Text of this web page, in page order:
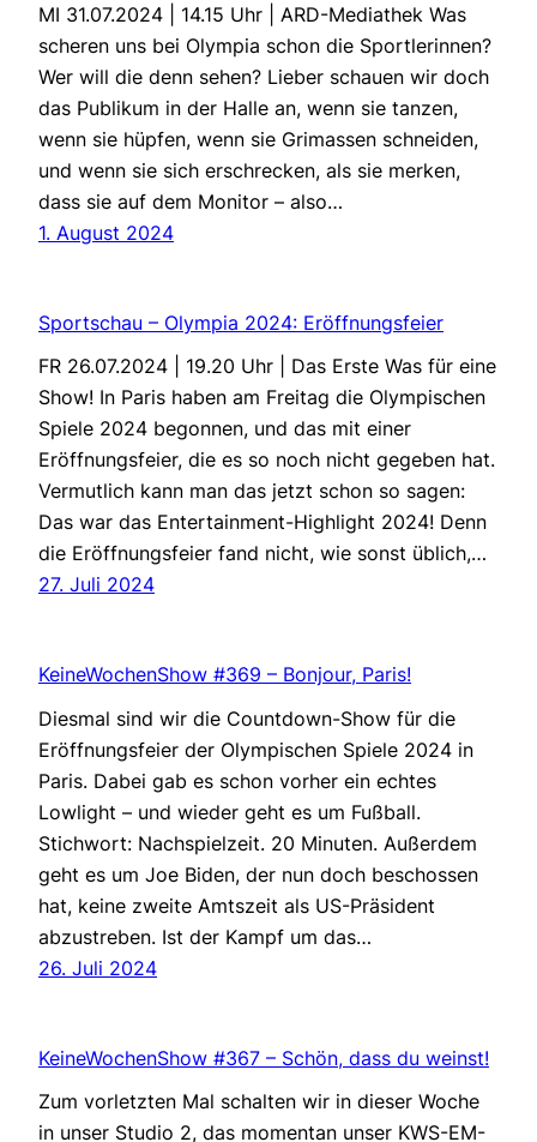
MI 31.07.2024 | 14.15 Uhr | ARD-Mediathek Was
scheren uns bei Olympia schon die Sportlerinnen?
Wer will die denn sehen? Lieber schauen wir doch
das Publikum in der Halle an, wenn sie tanzen,
wenn sie hüpfen, wenn sie Grimassen schneiden,
und wenn sie sich erschrecken, als sie merken,
dass sie auf dem Monitor – also…
1. August 2024
Sportschau – Olympia 2024: Eröffnungsfeier
FR 26.07.2024 | 19.20 Uhr | Das Erste Was für eine
Show! In Paris haben am Freitag die Olympischen
Spiele 2024 begonnen, und das mit einer
Eröffnungsfeier, die es so noch nicht gegeben hat.
Vermutlich kann man das jetzt schon so sagen:
Das war das Entertainment-Highlight 2024! Denn
die Eröffnungsfeier fand nicht, wie sonst üblich,…
27. Juli 2024
KeineWochenShow #369 – Bonjour, Paris!
Diesmal sind wir die Countdown-Show für die
Eröffnungsfeier der Olympischen Spiele 2024 in
Paris. Dabei gab es schon vorher ein echtes
Lowlight – und wieder geht es um Fußball.
Stichwort: Nachspielzeit. 20 Minuten. Außerdem
geht es um Joe Biden, der nun doch beschossen
hat, keine zweite Amtszeit als US-Präsident
abzustreben. Ist der Kampf um das…
26. Juli 2024
KeineWochenShow #367 – Schön, dass du weinst!
Zum vorletzten Mal schalten wir in dieser Woche
in unser Studio 2, das momentan unser KWS-EM-